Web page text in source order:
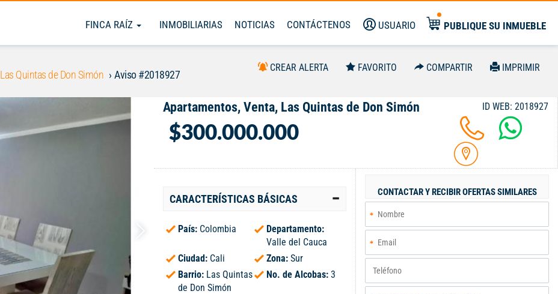
FINCA RAÍZ INMOBILIARIAS NOTICIAS CONTÁCTENOS USUARIO PUBLIQUE SU INMUEBLE
Las Quintas de Don Simón Aviso #2018927
CREAR ALERTA FAVORITO COMPARTIR IMPRIMIR
Apartamentos, Venta, Las Quintas de Don Simón
$300.000.000
ID WEB: 2018927
CARACTERÍSTICAS BÁSICAS
País: Colombia
Departamento:
Valle del Cauca
Ciudad: Cali Zona: Sur
Barrio: Las Quintas
de Don Simón
No. de Alcobas: 3
CONTACTAR Y RECIBIR OFERTAS SIMILARES